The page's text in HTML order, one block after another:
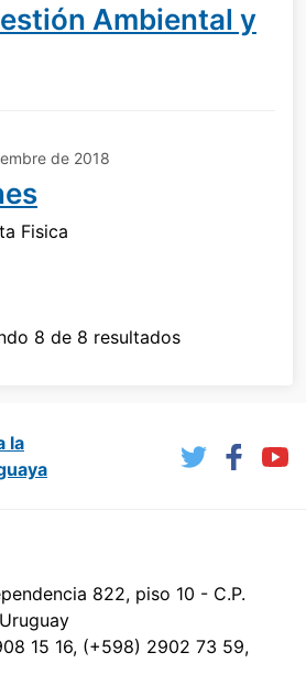
Ambiental y
de 2018
Fisica
8 de 8 resultados
la
822, piso 10 - C.P.
15 16, (+598) 2902 73 59,